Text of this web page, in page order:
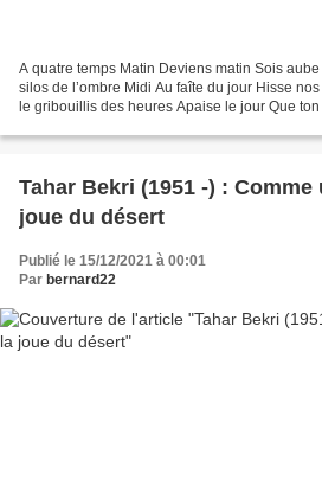
A quatre temps Matin Deviens matin Sois
silos de l’ombre Midi Au faîte du jour Hisse
le gribouillis des heures Apaise le jour Que
Tahar Bekri (1951 -) :
joue du désert
Publié le 15/12/2021 à 00:01
Par bernard22